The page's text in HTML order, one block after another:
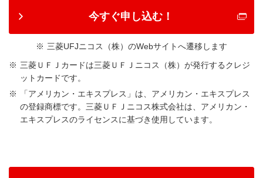
今すぐ申し込む！
三菱UFJニコス（株）のWebサイトへ遷移します
三菱ＵＦＪカードは三菱ＵＦＪニコス（株）が発行するクレジ
ットカードです。
「アメリカン・エキスプレス」は、アメリカン・エキスプレス
の登録商標です。三菱ＵＦＪニコス株式会社は、アメリカン・
エキスプレスのライセンスに基づき使用しています。